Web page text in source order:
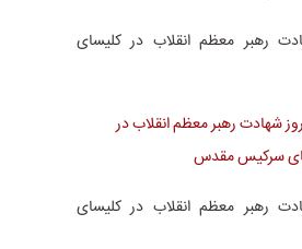
رهبر معظم انقلاب در کلیسای
رهبر معظم انقلاب در کلیسای